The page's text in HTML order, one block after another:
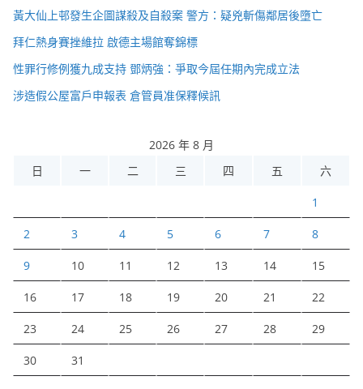
黃大仙上邨發生企圖謀殺及自殺案 警方：疑兇斬傷鄰居後墮亡
拜仁熱身賽挫維拉 啟德主場館奪錦標
性罪行修例獲九成支持 鄧炳強：爭取今屆任期內完成立法
涉造假公屋富戶申報表 倉管員准保釋候訊
2026 年 8 月
日
一 二 三 四 五 六
1
2 3 4 5 6 7 8
9 10 11 12 13 14 15
16 17 18 19 20 21 22
23 24 25 26 27 28 29
30 31